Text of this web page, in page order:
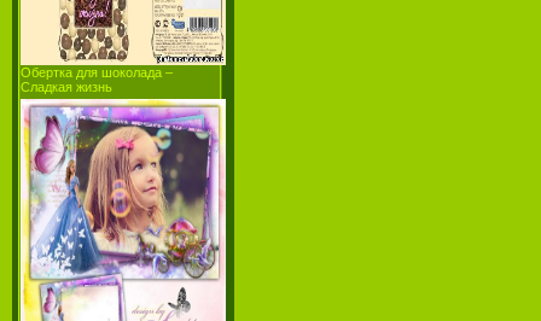
Обертка для шоколада –
Сладкая жизнь